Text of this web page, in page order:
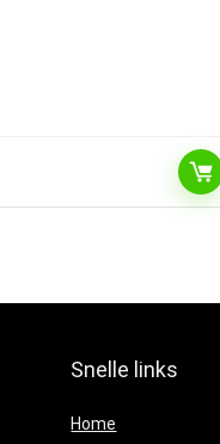
Snelle links
Home